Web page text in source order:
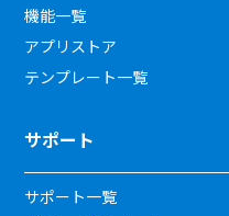
機能一覧
アプリストア
テンプレート一覧
サポート
サポート一覧